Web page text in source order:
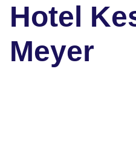
Hotel
Meyer